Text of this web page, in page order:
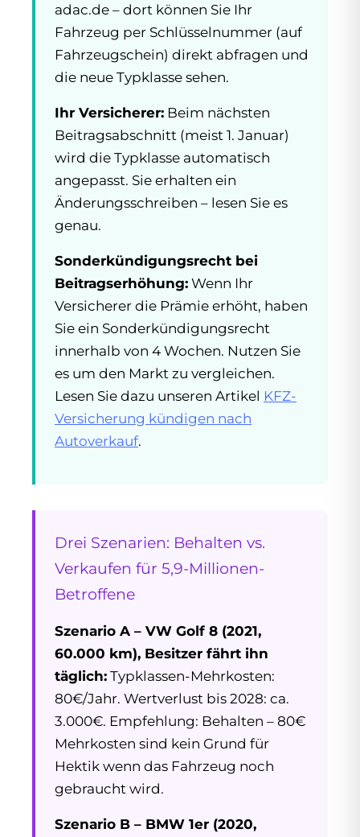
adac.de – dort können Sie Ihr
Fahrzeug per Schlüsselnummer (auf
Fahrzeugschein) direkt abfragen und
die neue Typklasse sehen.
Ihr Versicherer: Beim nächsten
Beitragsabschnitt (meist 1. Januar)
wird die Typklasse automatisch
angepasst. Sie erhalten ein
Änderungsschreiben – lesen Sie es
genau.
Sonderkündigungsrecht bei
Beitragserhöhung: Wenn Ihr
Versicherer die Prämie erhöht, haben
Sie ein Sonderkündigungsrecht
innerhalb von 4 Wochen. Nutzen Sie
es um den Markt zu vergleichen.
Lesen Sie dazu unseren Artikel KFZ-
Versicherung kündigen nach
Autoverkauf.
Drei Szenarien: Behalten vs.
Verkaufen für 5,9-Millionen-
Betroffene
Szenario A – VW Golf 8 (2021,
60.000 km), Besitzer fährt ihn
täglich: Typklassen-Mehrkosten:
80€/Jahr. Wertverlust bis 2028: ca.
3.000€. Empfehlung: Behalten – 80€
Mehrkosten sind kein Grund für
Hektik wenn das Fahrzeug noch
gebraucht wird.
Szenario B – BMW 1er (2020,